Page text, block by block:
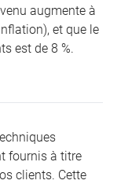
augmente à
et que le
est de 8 %.
fournis à titre
clients. Cette